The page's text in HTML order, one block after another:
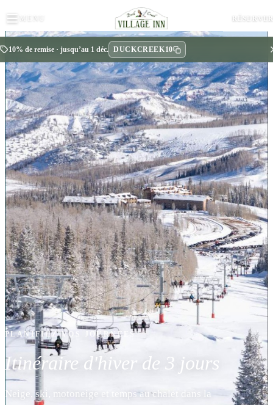
MENU RÉSERVER
10% de remise · jusqu’au 1 déc. DUCKCREEK10
PLANIFIEZ VOS JOURNEES
Itinéraire d'hiver de 3 jours
Neige, ski, motoneige et temps au chalet dans la